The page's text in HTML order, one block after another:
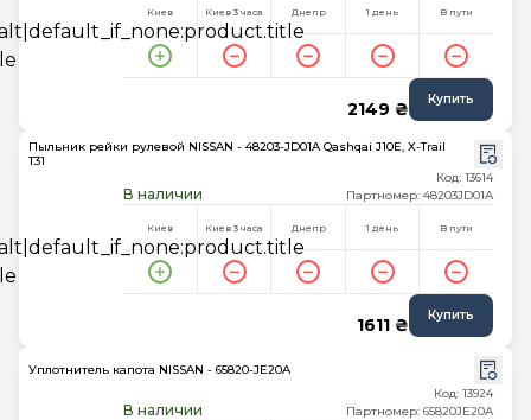
Киев Киев 3 часа Днепр 1 день В пути
2149 ₴ Купить
Пыльник рейки рулевой NISSAN - 48203-JD01A Qashqai J10E, X-Trail
T31
В наличии
Код: 13614
Партномер: 48203JD01A
Киев Киев 3 часа Днепр 1 день В пути
1611 ₴ Купить
Уплотнитель капота NISSAN - 65820-JE20A
В наличии
Код: 13924
Партномер: 65820JE20A